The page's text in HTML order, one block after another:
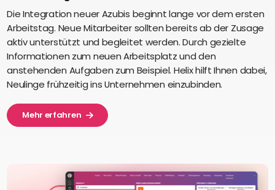
Die Integration neuer Azubis beginnt lange vor dem ersten
Arbeitstag. Neue Mitarbeiter sollten bereits ab der Zusage
aktiv unterstützt und begleitet werden. Durch gezielte
Informationen zum neuen Arbeitsplatz und den
anstehenden Aufgaben zum Beispiel. Helix hilft Ihnen dabei,
Neulinge frühzeitig ins Unternehmen einzubinden.
Mehr erfahren